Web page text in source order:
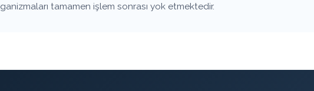
tamamen işlem sonrası yok etmektedir.